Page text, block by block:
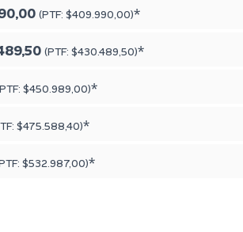
(PTF: $409.990,00)*
(PTF: $430.489,50)*
$450.989,00)*
$475.588,40)*
$532.987,00)*